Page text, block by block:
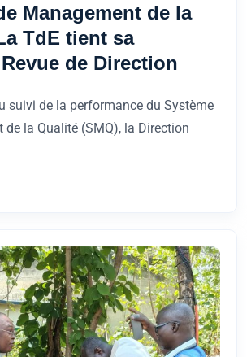
Management de la
TdE tient sa
de Direction
suivi de la performance du Système
de la Qualité (SMQ), la Direction